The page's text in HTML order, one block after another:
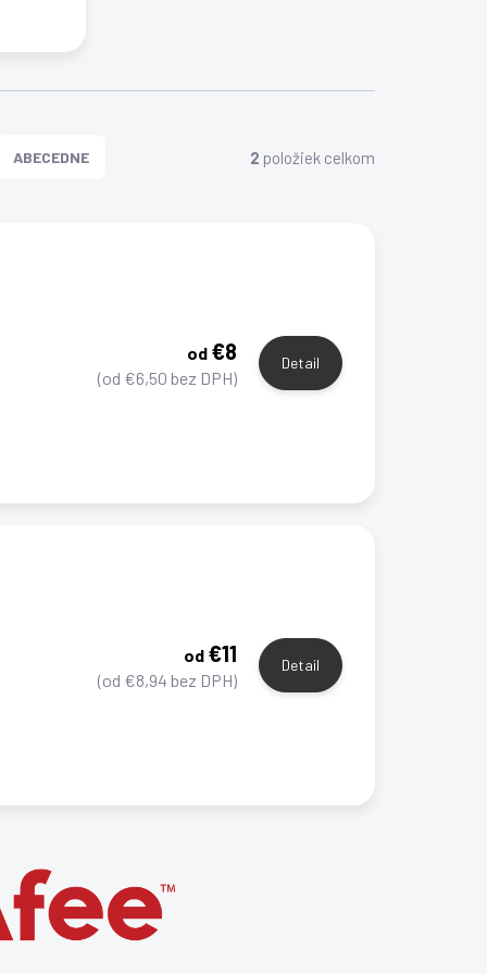
ABECEDNE 2 položiek celkom
od €8
(od €6,50 bez DPH)
Detail
od €11
(od €8,94 bez DPH)
Detail